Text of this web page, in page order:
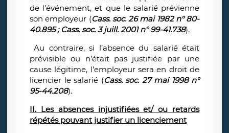
de l’événement, et que le salarié prévienne
son employeur (Cass. soc. 26 mai 1982 n° 80-
40.895 ; Cass. soc. 3 juill. 2001 n° 99-41.738).
Au contraire, si l’absence du salarié était
prévisible ou n’était pas justifiée par une
cause légitime, l’employeur sera en droit de
licencier le salarié (Cass. soc. 27 mai 1998 n°
95-44.208).
II. Les absences injustifiées et/ ou retards
répétés pouvant justifier un licenciement